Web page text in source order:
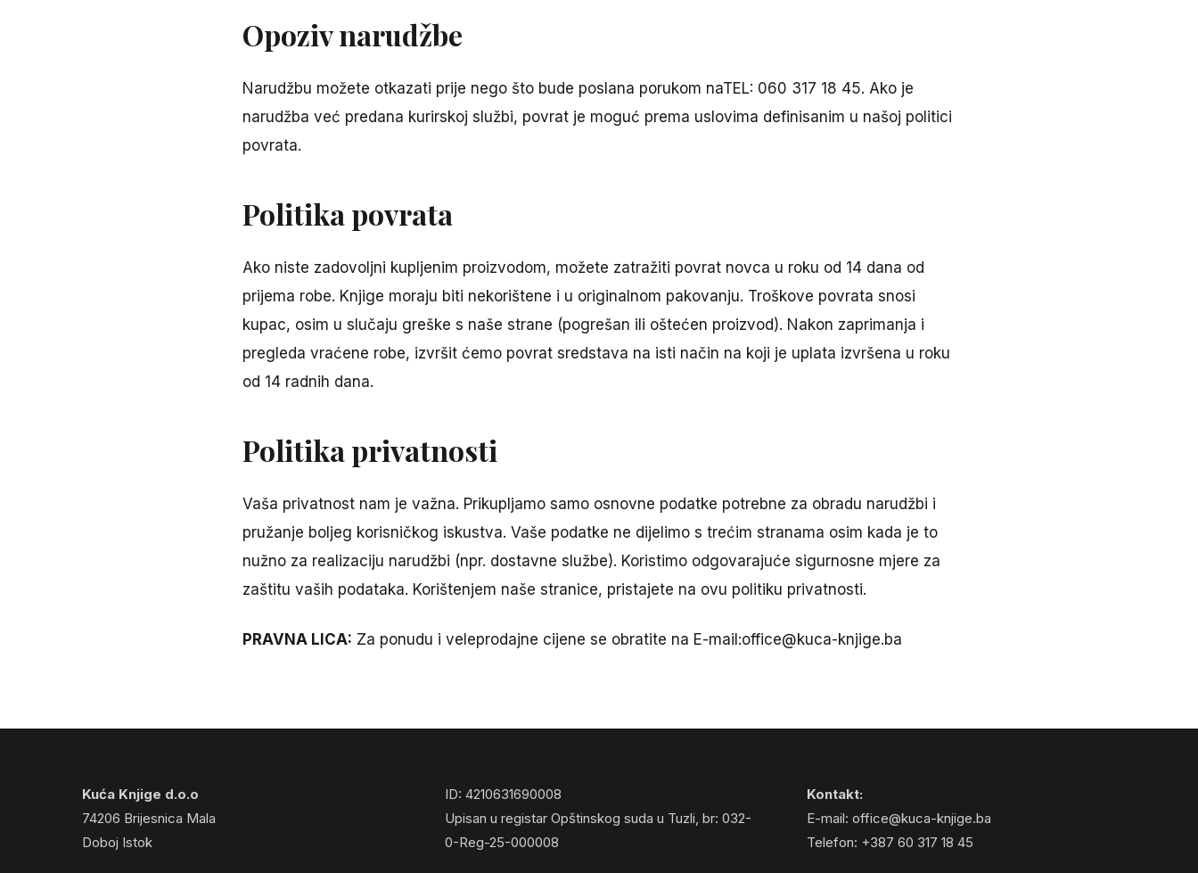
Opoziv narudžbe
Narudžbu možete otkazati prije nego što bude poslana porukom naTEL: 060 317 18 45. Ako je
narudžba već predana kurirskoj službi, povrat je moguć prema uslovima definisanim u našoj politici
povrata.
Politika povrata
Ako niste zadovoljni kupljenim proizvodom, možete zatražiti povrat novca u roku od 14 dana od
prijema robe. Knjige moraju biti nekorištene i u originalnom pakovanju. Troškove povrata snosi
kupac, osim u slučaju greške s naše strane (pogrešan ili oštećen proizvod). Nakon zaprimanja i
pregleda vraćene robe, izvršit ćemo povrat sredstava na isti način na koji je uplata izvršena u roku
od 14 radnih dana.
Politika privatnosti
Vaša privatnost nam je važna. Prikupljamo samo osnovne podatke potrebne za obradu narudžbi i
pružanje boljeg korisničkog iskustva. Vaše podatke ne dijelimo s trećim stranama osim kada je to
nužno za realizaciju narudžbi (npr. dostavne službe). Koristimo odgovarajuće sigurnosne mjere za
zaštitu vaših podataka. Korištenjem naše stranice, pristajete na ovu politiku privatnosti.
PRAVNA LICA: Za ponudu i veleprodajne cijene se obratite na E-mail:office@kuca-knjige.ba
Kuća Knjige d.o.o
74206 Brijesnica Mala
Doboj Istok
ID: 4210631690008
Upisan u registar Opštinskog suda u Tuzli, br: 032-
0-Reg-25-000008
Kontakt:
E-mail: office@kuca-knjige.ba
Telefon: +387 60 317 18 45